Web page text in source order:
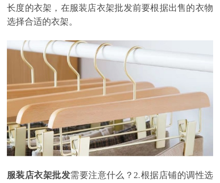
长度的衣架，在服装店衣架批发前要根据出售的衣物
选择合适的衣架。
服装店衣架批发需要注意什么？ 2.根据店铺的调性选